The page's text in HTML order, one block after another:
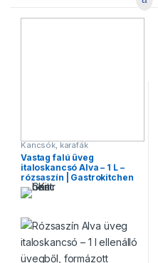
Kancsók, karafák
Vastag falú üveg
italoskancsó Alva – 1 L –
rózsaszín | Gastrokitchen